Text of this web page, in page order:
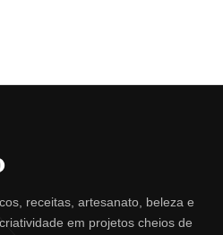
receitas, artesanato, beleza e
em projetos cheios de